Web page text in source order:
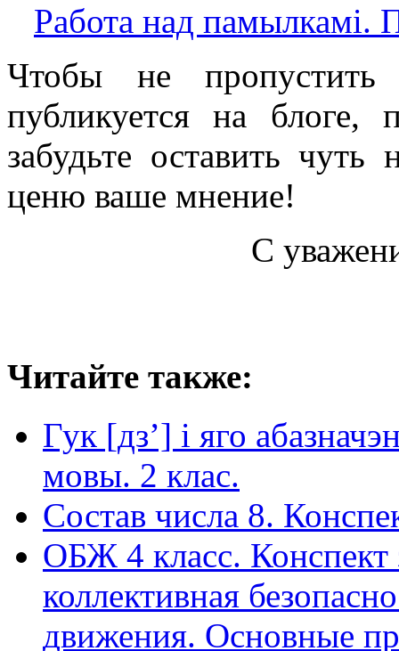
Работа над памылкамі.
Чтобы не
публикуется на блоге,
забудьте оставить
ценю ваше мнение!
С
Читайте также:
Гук [дз’] і яго
мовы. 2 клас.
Состав числа 8.
ОБЖ 4 класс. Конспект
коллективная
движения. Основные